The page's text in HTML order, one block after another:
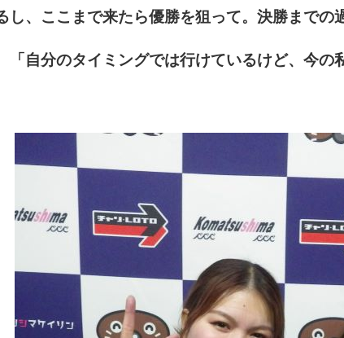
し、ここまで来たら優勝を狙って。決勝までの
自分のタイミングでは行けているけど、今の